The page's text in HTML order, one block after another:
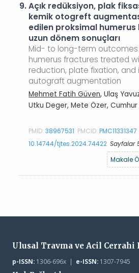
9.Açık redüksiyon, plak
kemik otogreft
edilen proksimal humerus
uzun dönem sonuçları
Mid- to long-term outcomes
humerus fractures treated
reduction, plate fixation, and
autograft augmentation
Mehmet Fatih Güven, Ulaş
Utku Deger, Mete Özer,
PMID:38967531 PMCID:PMC11331347
10.14744/tjtes.2024.74422 Sayfalar
Makale
Ulusal Travma ve Acil Cerrahi
p-ISSN:1306-696x | e-ISSN:1307-7945